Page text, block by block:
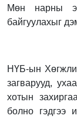
Мөн нарны
байгуулахыг
НҮБ-ын
загварууд,
хотын
болно гэдгээ